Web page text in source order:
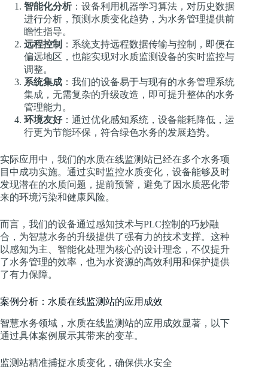
智能化分析：设备利用机器学习算法，对历史数据
进行分析，预测水质变化趋势，为水务管理提供前
瞻性指导。
远程控制 ：系统支持远程数据传输与控制，即便在
偏远地区，也能实现对水质监测设备的实时监控与
调整。
系统集成 ：我们的设备易于与现有的水务管理系统
集成，无需复杂的升级改造，即可提升整体的水务
管理能力。
环境友好：通过优化感知系统，设备能耗降低，运
行更为节能环保，符合绿色水务的发展趋势。
实际应用中，我们的水质在线监测站已经在多个水务项
目中成功实施。通过实时监控水质变化，设备能够及时
发现潜在的水质问题，提前预警，避免了因水质恶化带
来的环境污染和健康风险。
而言，我们的设备通过感知技术与PLC控制的巧妙融
合，为智慧水务的升级提供了强有力的技术支撑。这种
以感知为主、智能化处理为核心的设计理念，不仅提升
了水务管理的效率，也为水资源的高效利用和保护提供
了有力保障。
案例分析：水质在线监测站的应用成效
智慧水务领域，水质在线监测站的应用成效显著，以下
通过具体案例展示其带来的变革。
监测站精准捕捉水质变化，确保供水安全